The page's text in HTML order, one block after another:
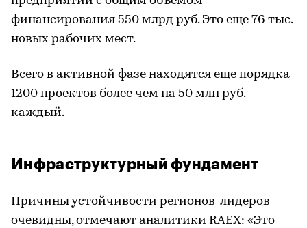
финансирования 550 млрд руб. Это еще 76 тыс.
новых рабочих мест.
Всего в активной фазе находятся еще порядка
1200 проектов более чем на 50 млн руб.
каждый.
Инфраструктурный фундамент
Причины устойчивости регионов-лидеров
очевидны, отмечают аналитики RAEX: «Это